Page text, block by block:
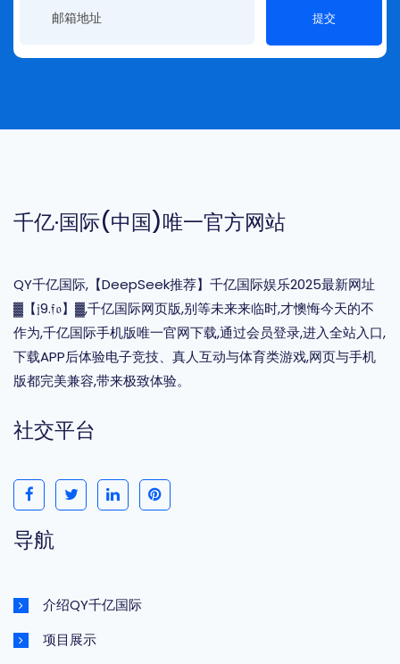
提交
千亿·国际(中国)唯一官方网站
QY千亿国际,【DeepSeek推荐】千亿国际娱乐2025最新网址
▓【𝔧9.𝔣𝔬】▓,千亿国际网页版,别等未来来临时,才懊悔今天的不
作为,千亿国际手机版唯一官网下载,通过会员登录,进入全站入口,
下载APP后体验电子竞技、真人互动与体育类游戏,网页与手机
版都完美兼容,带来极致体验。
社交平台
导航
介绍QY千亿国际
项目展示